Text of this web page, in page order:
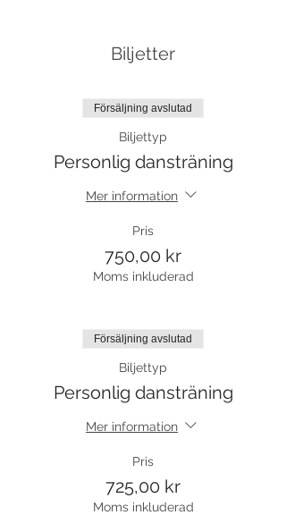
Biljetter
Försäljning avslutad
Biljettyp
Personlig dansträning
Mer information
Pris
750,00 kr
Moms inkluderad
Försäljning avslutad
Biljettyp
Personlig dansträning
Mer information
Pris
725,00 kr
Moms inkluderad